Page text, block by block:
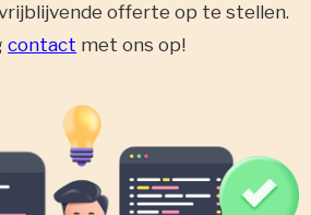
offerte op te stellen.
contact met ons op!